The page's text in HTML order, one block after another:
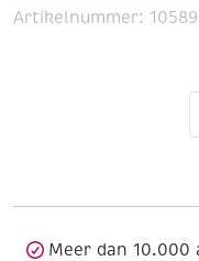
Artikelnummer:
Meer dan 10.000